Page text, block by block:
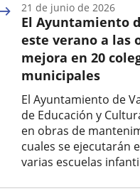
la
noticia
El Ayuntamiento
este verano a las
mejora en 20
municipales
El Ayuntamiento de
de Educación y
en obras de
cuales se ejecutarán
varias escuelas
21 de junio de 2026